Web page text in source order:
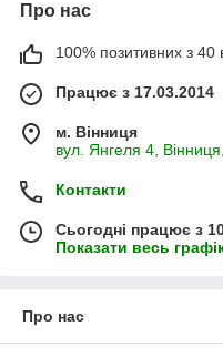
Про нас
100% позитивних з 40
Працює з 17.03.2014
м. Вінниця
вул. Янгеля 4,
Контакти
Сьогодні працює з
Показати весь
Про нас